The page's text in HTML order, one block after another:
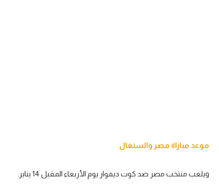
موعد مباراة مصر والسنغال
ويلعب منتخب مصر ضد كوت ديفوار يوم الأربعاء المقبل 14 يناير.